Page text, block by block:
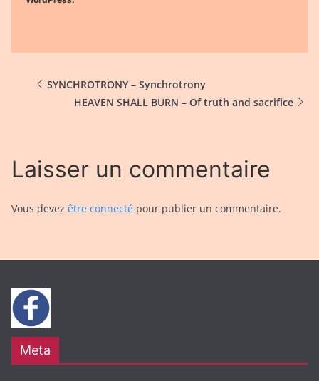
SYNCHROTRONY – Synchrotrony
HEAVEN SHALL BURN – Of truth and sacrifice
Laisser un commentaire
Vous devez être connecté pour publier un commentaire.
Meta